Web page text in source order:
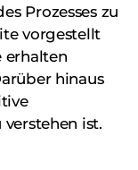
Prozesses zu
vorgestellt
erhalten
hinaus
ist.